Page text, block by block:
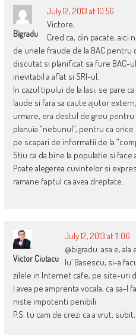
Bigradu
July 12, 2013 at 10:56
Victore,
Cred ca, din pacate, aici
de unele fraude de la BAC pentru
discutat si planificat sa fure BAC-
inevitabil a aflat si SRI-ul.
In cazul tipului de la Iasi, se pare
laude si fara sa caute ajutor
urmare, era destul de greu pentru
planuia “nebunul”, pentru ca
pe scapari de informatii de la
Stiu ca da bine la populatie si face
Poate alegerea cuvintelor si
ramane faptul ca avea dreptate.
Victor Ciutacu
July 12, 2013 at 11:06
@bigradu: asa e,
lu’ Basescu, si-a
zilele in Internet cafe, pe site-uri
l avea pe amprenta vocala, ca sa-
niste impotenti penibili
P.S. tu cam de crezi ca a vrut,